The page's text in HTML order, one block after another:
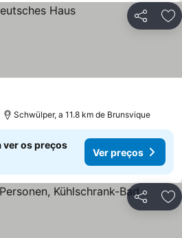
Partilhar
Schwülper, a 11.8 km de Brunsvique
ver os preços
Ver preços
Partilhar